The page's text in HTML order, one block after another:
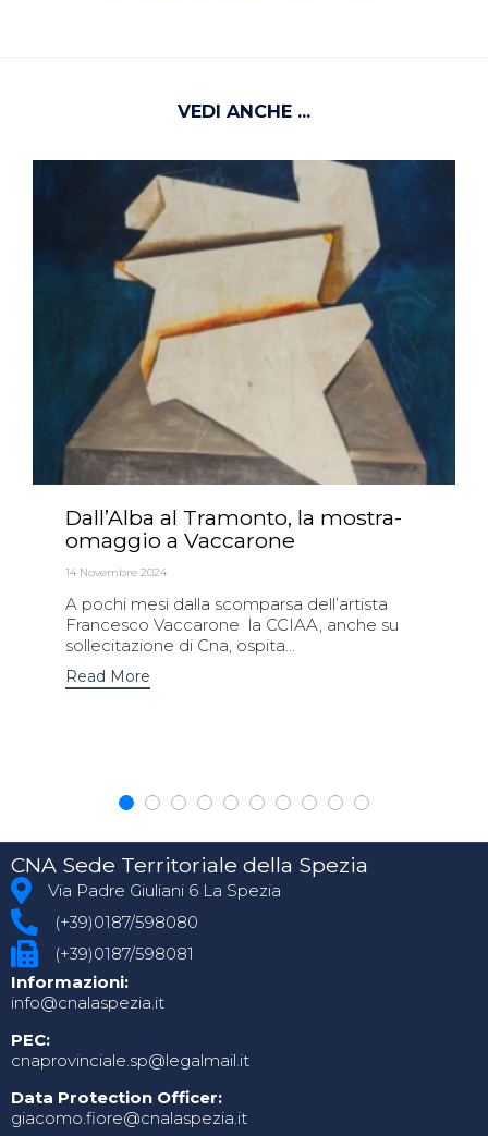
VEDI ANCHE ...
Dall’Alba al Tramonto, la mostra-
omaggio a Vaccarone
14 Novembre 2024
A pochi mesi dalla scomparsa dell’artista
Francesco Vaccarone la CCIAA, anche su
sollecitazione di Cna, ospita...
Read More
CNA Sede Territoriale della Spezia
Via Padre Giuliani 6 La Spezia
(+39)0187/598080
(+39)0187/598081
Informazioni:
info@cnalaspezia.it
PEC:
cnaprovinciale.sp@legalmail.it
Data Protection Officer:
giacomo.fiore@cnalaspezia.it